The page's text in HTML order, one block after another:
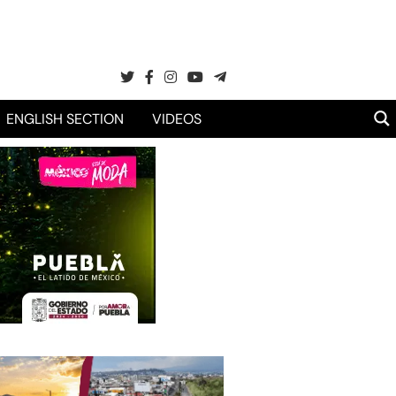
ENGLISH SECTION VIDEOS